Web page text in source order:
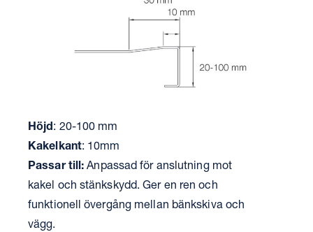
Höjd: 20-100 mm
Kakelkant: 10mm
Passar till: Anpassad för anslutning mot
kakel och stänkskydd. Ger en ren och
funktionell övergång mellan bänkskiva och
vägg.